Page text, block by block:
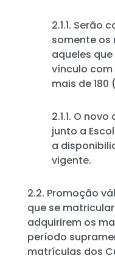
2.1.1. Serão
somente
aqueles
vínculo com
mais de
2.1.1. O
junto a
a
vigente.
2.2. Promoção
que se
adquirirem os
período
matrículas dos